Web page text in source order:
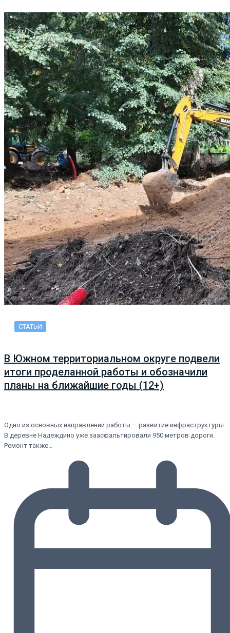
СТАТЬИ
В Южном территориальном округе подвели
итоги проделанной работы и обозначили
планы на ближайшие годы (12+)
Одно из основных направлений работы — развитие инфраструктуры.
В деревне Надеждино уже заасфальтировали 950 метров дороги.
Ремонт также…